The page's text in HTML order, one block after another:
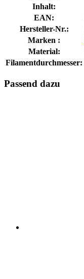
Inhalt:
EAN:
Hersteller-Nr.:
Marken :
Material:
Filamentdurchmesser:
Passend dazu